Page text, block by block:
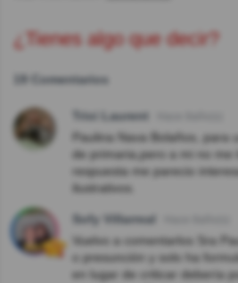
¿Tienes algo que decir?
19 Comentarios
Trixi Laurent
Paulina Nava Bolaños, para
de primaria,pero a mi no me
respuesta me parecio
ilustrativos.
Sofy Villarreal
Vuelvo a comentarlos Sra
o presunción y solo ha
en lugar de criticar debería